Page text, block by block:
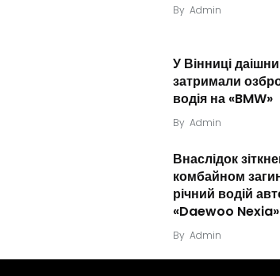
By Admin
У Вінниці
затримали
водія на «BMW»
By Admin
Внаслідок
комбайном
річний водій
«Daewoo Nexia»
By Admin